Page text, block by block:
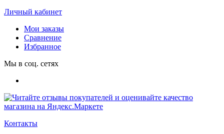
Личный кабинет
Мои заказы
Сравнение
Избранное
Мы в соц. сетях
Контакты